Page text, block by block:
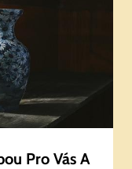
Pro Vás A